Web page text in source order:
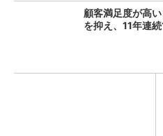
顧客満足度が高
を抑え、11年連